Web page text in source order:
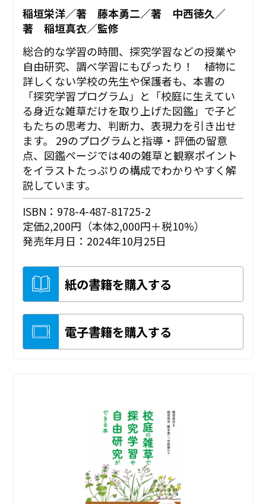
稲垣栄洋／著 藤本勇二／著 中西徳久／
著 稲垣真衣／監修
総合的な学習の時間、探究学習などの授業や
自由研究、調べ学習にもぴったり！ 植物に
詳しくない学校の先生や保護者も、本書の
「探究学習プログラム」と「校庭に生えてい
る身近な雑草だけを取り上げた図鑑」で子ど
もたちの思考力、判断力、表現力を引き出せ
ます。 29のプログラムと指導・評価の留意
点、図鑑ページでは40の雑草と観察ポイント
をイラストたっぷりの構成でわかりやすく解
説しています。
ISBN：978-4-487-81725-2
定価2,200円（本体2,000円＋税10%）
発売年月日：2024年10月25日
紙の書籍を購入する
電子書籍を購入する